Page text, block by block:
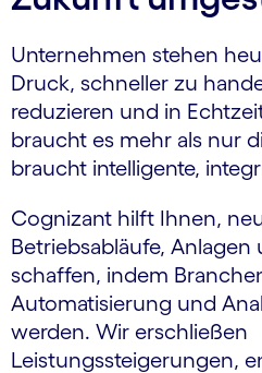
Unternehmen stehen
Druck, schneller zu
reduzieren und in
braucht es mehr als nur
braucht intelligente,
Cognizant hilft Ihnen,
Betriebsabläufe, Anlagen
schaffen, indem
Automatisierung und
werden. Wir erschließen
Leistungssteigerungen,